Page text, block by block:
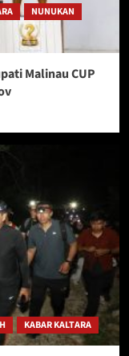
NUNUKAN
Malinau CUP
KABAR KALTARA